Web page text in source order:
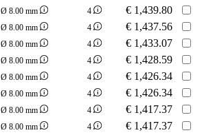
Ø 8.00 mm 4 € 1,439.80
Ø 8.00 mm 4 € 1,437.56
Ø 8.00 mm 4 € 1,433.07
Ø 8.00 mm 4 € 1,428.59
Ø 8.00 mm 4 € 1,426.34
Ø 8.00 mm 4 € 1,426.34
Ø 8.00 mm 4 € 1,417.37
Ø 8.00 mm 4 € 1,417.37